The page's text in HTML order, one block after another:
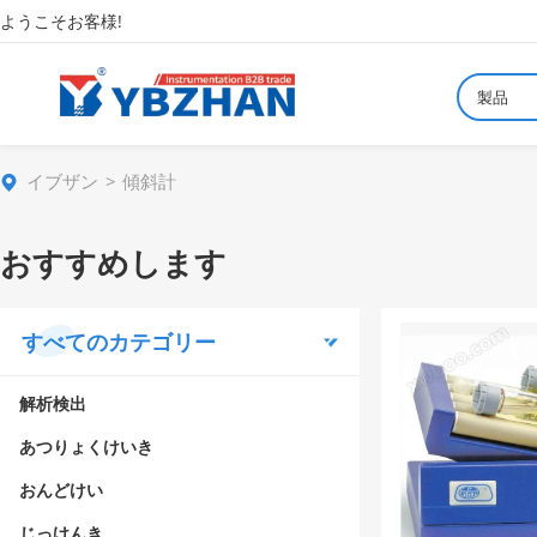
ようこそお客様!
製品
イブザン 傾斜計
おすすめします
すべてのカテゴリー
解析検出
あつりょくけいき
おんどけい